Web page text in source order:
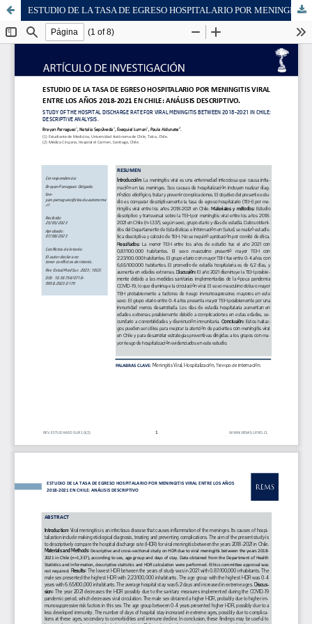
ESTUDIO DE LA TASA DE EGRESO HOSPITALARIO POR MENINGITIS VIRAL ENTRE LOS AÑOS 2018-2021 EN CHILE: ANÁLISIS DESCRIPTIVO.